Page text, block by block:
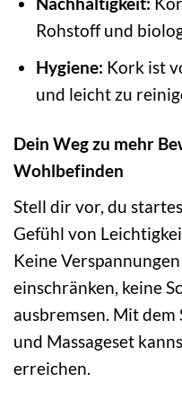
Rohstoff und
Hygiene: Kork ist
und leicht zu
Dein Weg zu mehr
Wohlbefinden
Stell dir vor, du
Gefühl von
Keine
einschränken, keine
ausbremsen. Mit
und Massageset
erreichen.